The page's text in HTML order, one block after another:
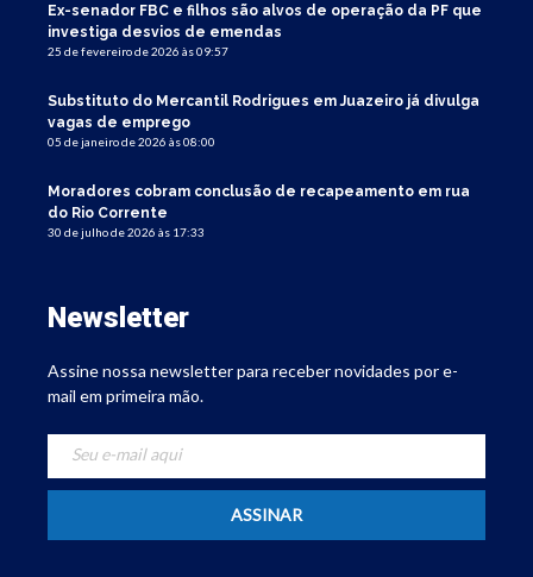
Ex-senador FBC e filhos são alvos de operação da PF que
investiga desvios de emendas
25 de fevereiro de 2026 às 09:57
Substituto do Mercantil Rodrigues em Juazeiro já divulga
vagas de emprego
05 de janeiro de 2026 às 08:00
Moradores cobram conclusão de recapeamento em rua
do Rio Corrente
30 de julho de 2026 às 17:33
Newsletter
Assine nossa newsletter para receber novidades por e-
mail em primeira mão.